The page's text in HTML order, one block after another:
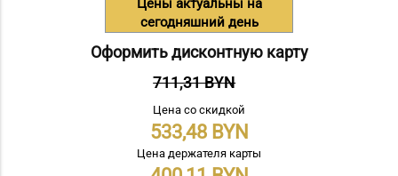
Цены актуальны на
сегодняшний день
Оформить дисконтную карту
711,31 BYN
Цена со скидкой
533,48
Цена держателя карты